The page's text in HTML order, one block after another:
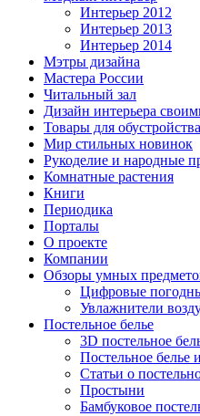
Интерьер 2012
Интерьер 2013
Интерьер 2014
Мэтры дизайна
Мастера России
Читальный зал
Дизайн интерьера
Товары для
Мир стильных новинок
Рукоделие и народные
Комнатные растения
Книги
Периодика
Порталы
О проекте
Компании
Обзоры умных
Цифровые
Увлажнители
Постельное белье
3D постельное
Постельное белье
Статьи о
Простыни
Бамбуковое